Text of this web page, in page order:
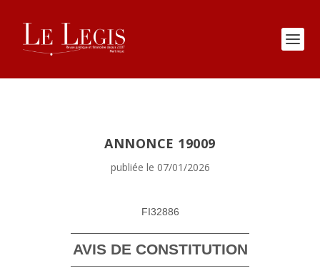
ANNONCE 19009
publiée le 07/01/2026
FI32886
AVIS DE CONSTITUTION